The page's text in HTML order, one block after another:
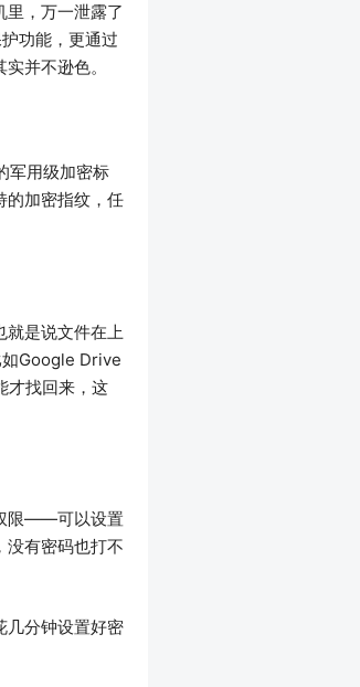
，万一泄露了
功能，更通过
并不逊色。
军用级加密标
的加密指纹，任
是说文件在上
如Google Drive
才找回来，这
限——可以设置
没有密码也打不
几分钟设置好密